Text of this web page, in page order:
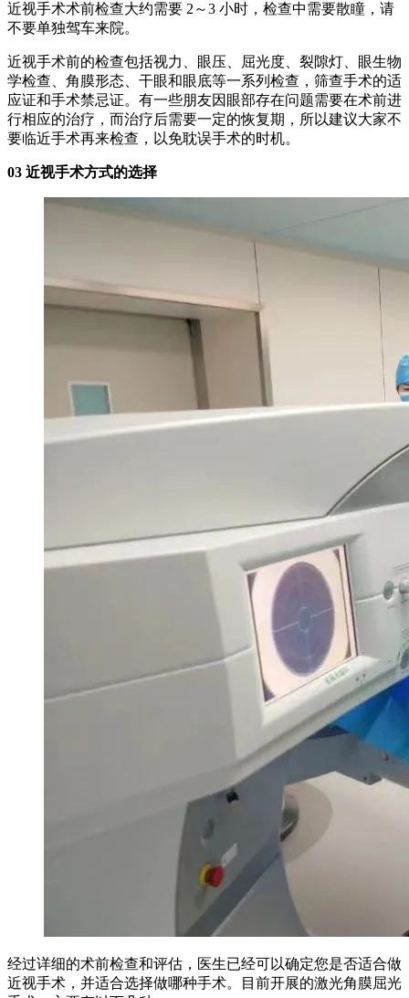
近视手术术前检查大约需要 2～3 小时，检查中需要散瞳，请
不要单独驾车来院。
近视手术前的检查包括视力、眼压、屈光度、裂隙灯、眼生物
学检查、角膜形态、干眼和眼底等一系列检查，筛查手术的适
应证和手术禁忌证。有一些朋友因眼部存在问题需要在术前进
行相应的治疗，而治疗后需要一定的恢复期，所以建议大家不
要临近手术再来检查，以免耽误手术的时机。
03 近视手术方式的选择
经过详细的术前检查和评估，医生已经可以确定您是否适合做
近视手术，并适合选择做哪种手术。目前开展的激光角膜屈光